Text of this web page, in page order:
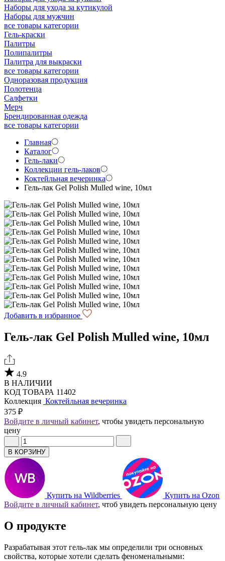
Наборы для ухода за кутикулой
Наборы для мужчин
все товары категории
Гель-краски
Палитры
Полипалитры
Палитра для выкраски
все товары категории
Одноразовая продукция
Полотенца
Салфетки
Мерч
Брендированная одежда
все товары категории
Главная
Каталог
Гель-лаки
Коллекции гель-лаков
Коктейльная вечеринка
Гель-лак Gel Polish Mulled wine, 10мл
Добавить в избранное
Гель-лак Gel Polish Mulled wine, 10мл
4.9
В НАЛИЧИИ
КОД ТОВАРА 11402
Коллекция Коктейльная вечеринка
375 ₽
Войдите в личный кабинет, чтобы увидеть персональную
цену
В КОРЗИНУ
Купить на Wildberries
Купить на Ozon
Войдите в личный кабинет, чтоб увидеть персональную цену
О продукте
Разрабатывая этот гель-лак мы определили три основных
свойства, которые хотели сделать феноменальными: